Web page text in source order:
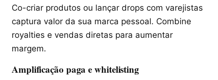
Co-criar produtos ou lançar drops com varejistas
captura valor da sua marca pessoal. Combine
royalties e vendas diretas para aumentar
margem.
Amplificação paga e whitelisting